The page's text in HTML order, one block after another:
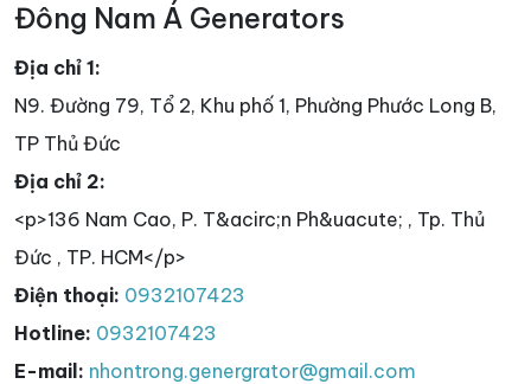
Đông Nam Á Generators
Địa chỉ 1:
N9. Đường 79, Tổ 2, Khu phố 1, Phường Phước Long B,
TP Thủ Đức
Địa chỉ 2:
<p>136 Nam Cao, P. T&acirc;n Ph&uacute; , Tp. Thủ
Đức , TP. HCM</p>
Điện thoại: 0932107423
Hotline: 0932107423
E-mail: nhontrong.genergrator@gmail.com